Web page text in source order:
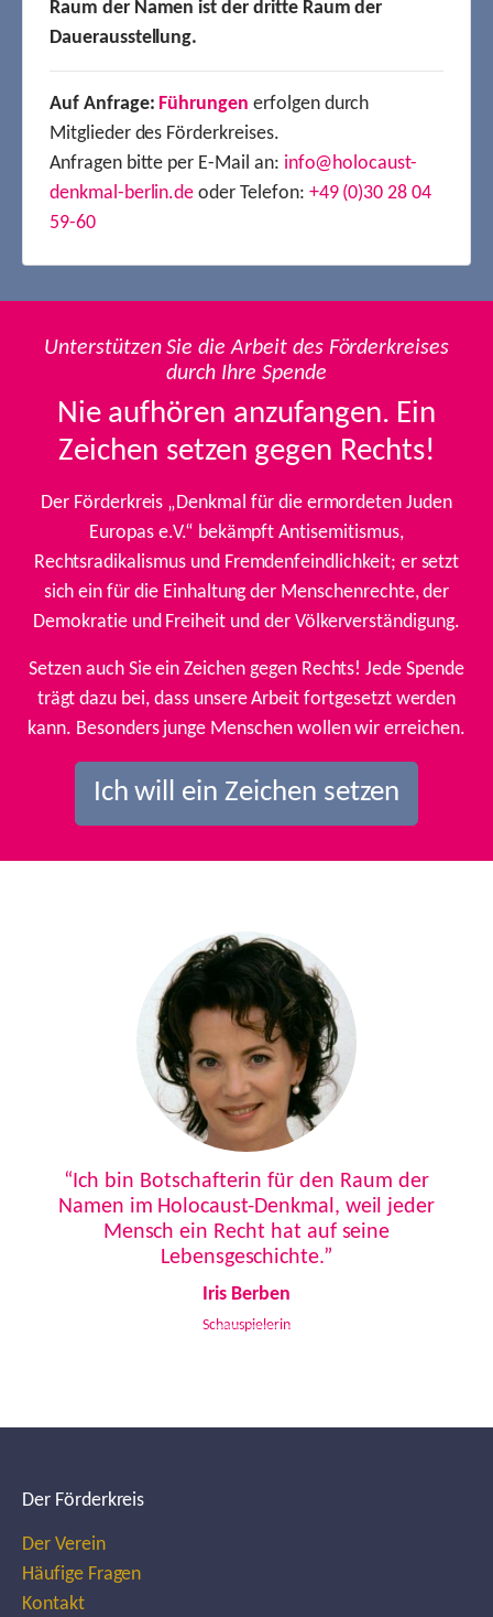
Raum der Namen ist der dritte Raum der
Dauerausstellung.
Auf Anfrage: Führungen erfolgen durch
Mitglieder des Förderkreises.
Anfragen bitte per E-Mail an: info@holocaust-
denkmal-berlin.de oder Telefon: +49 (0)30 28 04
59-60
Unterstützen Sie die Arbeit des Förderkreises
durch Ihre Spende
Nie aufhören anzufangen. Ein
Zeichen setzen gegen Rechts!
Der Förderkreis „Denkmal für die ermordeten Juden
Europas e.V.“ bekämpft Antisemitismus,
Rechtsradikalismus und Fremdenfeindlichkeit; er setzt
sich ein für die Einhaltung der Menschenrechte, der
Demokratie und Freiheit und der Völkerverständigung.
Setzen auch Sie ein Zeichen gegen Rechts! Jede Spende
trägt dazu bei, dass unsere Arbeit fortgesetzt werden
kann. Besonders junge Menschen wollen wir erreichen.
Ich will ein Zeichen setzen
“Ich bin Botschafterin für den Raum der
Namen im Holocaust-Denkmal, weil jeder
Mensch ein Recht hat auf seine
Lebensgeschichte.”
Iris Berben
Schauspielerin
Der Förderkreis
Der Verein
Häufige Fragen
Kontakt